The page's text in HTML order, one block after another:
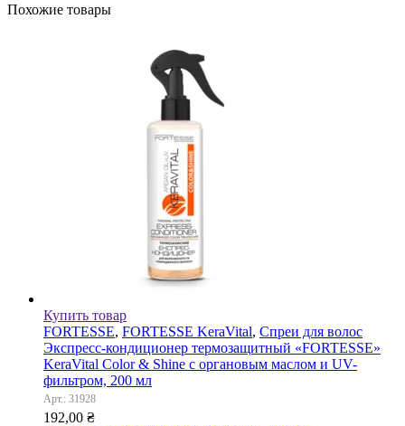
Похожие товары
Купить товар
FORTESSE, FORTESSE KeraVital, Спреи для волос
Экспресс-кондиционер термозащитный «FORTESSE»
KeraVital Color & Shine с органовым маслом и UV-
фильтром, 200 мл
Арт.: 31928
192,00 ₴